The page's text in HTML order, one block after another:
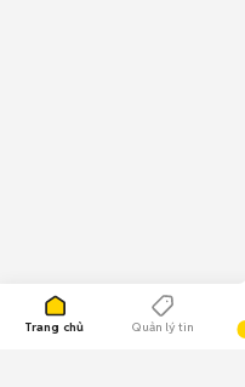
Trang chủ Quản lý tin